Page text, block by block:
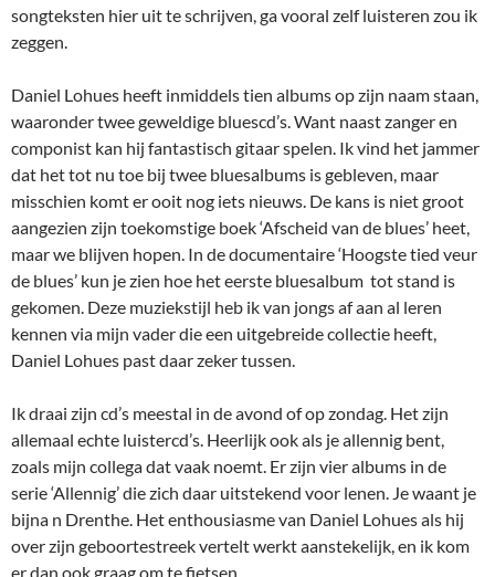
songteksten hier uit te schrijven, ga vooral zelf luisteren zou ik
zeggen.
Daniel Lohues heeft inmiddels tien albums op zijn naam staan,
waaronder twee geweldige bluescd’s. Want naast zanger en
componist kan hij fantastisch gitaar spelen. Ik vind het jammer
dat het tot nu toe bij twee bluesalbums is gebleven, maar
misschien komt er ooit nog iets nieuws. De kans is niet groot
aangezien zijn toekomstige boek ‘Afscheid van de blues’ heet,
maar we blijven hopen. In de documentaire ‘Hoogste tied veur
de blues’ kun je zien hoe het eerste bluesalbum tot stand is
gekomen. Deze muziekstijl heb ik van jongs af aan al leren
kennen via mijn vader die een uitgebreide collectie heeft,
Daniel Lohues past daar zeker tussen.
Ik draai zijn cd’s meestal in de avond of op zondag. Het zijn
allemaal echte luistercd’s. Heerlijk ook als je allennig bent,
zoals mijn collega dat vaak noemt. Er zijn vier albums in de
serie ‘Allennig’ die zich daar uitstekend voor lenen. Je waant je
bijna n Drenthe. Het enthousiasme van Daniel Lohues als hij
over zijn geboortestreek vertelt werkt aanstekelijk, en ik kom
er dan ook graag om te fietsen.